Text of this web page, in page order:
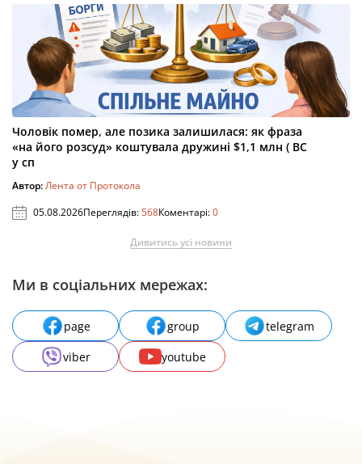
Чоловік помер, але позика залишилася: як фраза
«на його розсуд» коштувала дружині $1,1 млн ( ВС
у сп
Автор:Лента от Протокола
05.08.2026Переглядів:568Коментарі:0
Дивитись усі новини
Ми в соціальних мережах:
page group
telegram
viber
youtube